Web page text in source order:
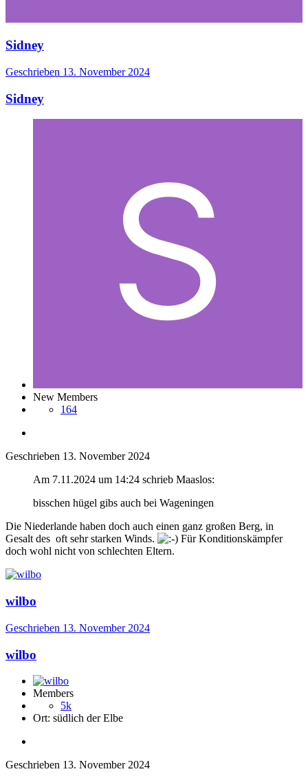
Sidney
Geschrieben 13. November 2024
Sidney
New Members
164
Geschrieben 13. November 2024
Am 7.11.2024 um 14:24 schrieb Maaslos:
bisschen hügel gibs auch bei Wageningen
Die Niederlande haben doch auch einen ganz großen Berg, in
Gesalt des oft sehr starken Winds.
Für Konditionskämpfer
doch wohl nicht von schlechten Eltern.
wilbo
Geschrieben 13. November 2024
wilbo
Members
5k
Ort: südlich der Elbe
Geschrieben 13. November 2024